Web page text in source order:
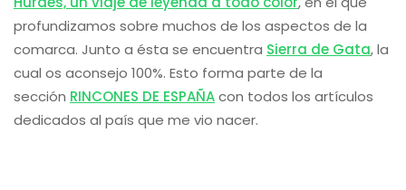
profundizamos sobre muchos de los aspectos de la
comarca. Junto a ésta se encuentra Sierra de Gata, la
cual os aconsejo 100%. Esto forma parte de la
sección RINCONES DE ESPAÑAcon todos los artículos
dedicados al país que me vio nacer.